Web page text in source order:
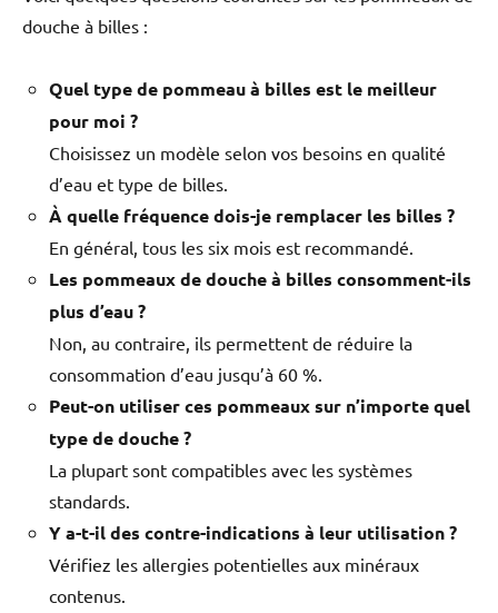
douche à billes :
Quel type de pommeau à billes est le meilleur
pour moi ?
Choisissez un modèle selon vos besoins en qualité
d’eau et type de billes.
À quelle fréquence dois-je remplacer les billes ?
En général, tous les six mois est recommandé.
Les pommeaux de douche à billes consomment-ils
plus d’eau ?
Non, au contraire, ils permettent de réduire la
consommation d’eau jusqu’à 60 %.
Peut-on utiliser ces pommeaux sur n’importe quel
type de douche ?
La plupart sont compatibles avec les systèmes
standards.
Y a-t-il des contre-indications à leur utilisation ?
Vérifiez les allergies potentielles aux minéraux
contenus.